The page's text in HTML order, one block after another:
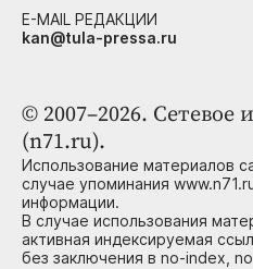
© 2007–2026. Сетевое
(n71.ru).
Использование материалов
случае упоминания
информации.
В случае использования
активная индексируемая
без заключения в no-index,
E-MAIL РЕДАКЦИИ
kan@tula-pressa.ru